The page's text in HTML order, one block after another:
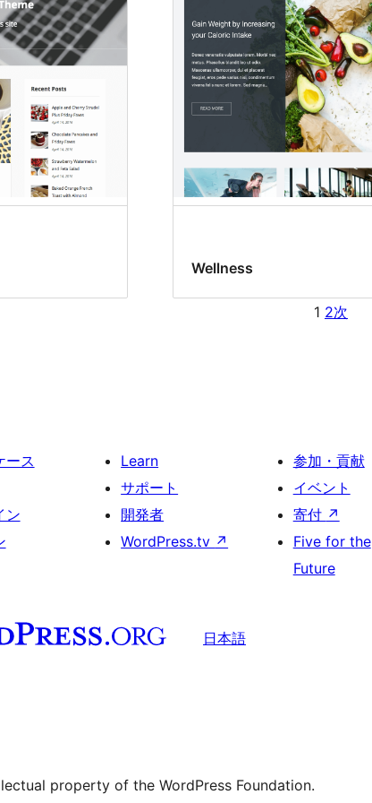
Wellness
1 2次
ース
ン
Learn
サポート
開発者
WordPress.tv ↗
参加・貢献
イベント
寄付 ↗
Five for the
Future
日本語
property of the WordPress Foundation.